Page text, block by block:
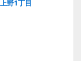
野1丁目